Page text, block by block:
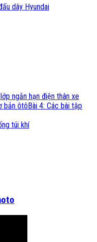
dây Hyundai
ngắn hạn điện thân xe
Bài 4: Các bài tập
túi khí